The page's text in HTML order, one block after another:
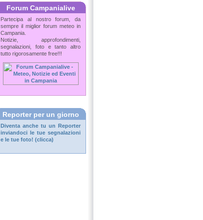
Forum Campanialive
Partecipa al nostro forum, da
sempre il miglior forum meteo in
Campania.
Notizie, approfondimenti,
segnalazioni, foto e tanto altro
tutto rigorosamente free!!!
Reporter per un giorno
Diventa anche tu un
Reporter
inviandoci le tue segnalazioni
e le tue foto! (clicca)